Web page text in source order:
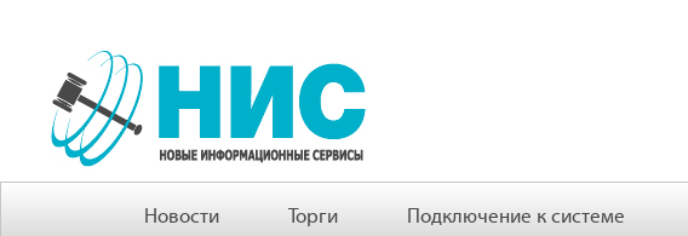
Новости Торги Подключение к системе